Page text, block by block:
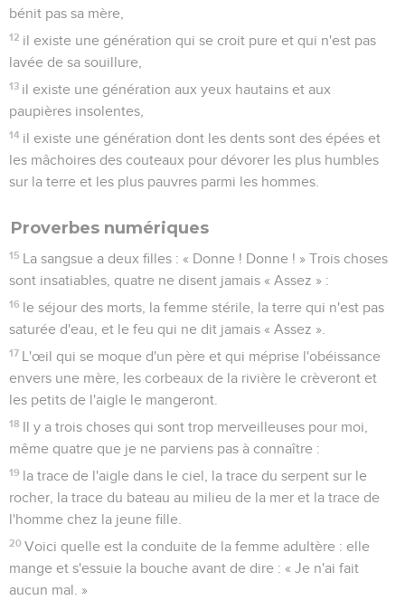
bénit pas sa mère,
12 il existe une génération qui se croit pure et qui n'est pas
lavée de sa souillure,
13 il existe une génération aux yeux hautains et aux
paupières insolentes,
14 il existe une génération dont les dents sont des épées et
les mâchoires des couteaux pour dévorer les plus humbles
sur la terre et les plus pauvres parmi les hommes.
Proverbes numériques
15 La sangsue a deux filles : « Donne ! Donne ! » Trois choses
sont insatiables, quatre ne disent jamais « Assez » :
16 le séjour des morts, la femme stérile, la terre qui n'est pas
saturée d'eau, et le feu qui ne dit jamais « Assez ».
17 L'œil qui se moque d'un père et qui méprise l'obéissance
envers une mère, les corbeaux de la rivière le crèveront et
les petits de l'aigle le mangeront.
18 Il y a trois choses qui sont trop merveilleuses pour moi,
même quatre que je ne parviens pas à connaître :
19 la trace de l'aigle dans le ciel, la trace du serpent sur le
rocher, la trace du bateau au milieu de la mer et la trace de
l'homme chez la jeune fille.
20 Voici quelle est la conduite de la femme adultère : elle
mange et s'essuie la bouche avant de dire : « Je n'ai fait
aucun mal. »